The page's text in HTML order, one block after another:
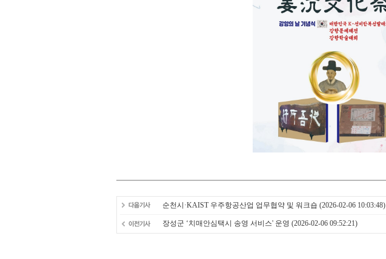
순천시·KAIST 우주항공산업 업무협약 및 워크숍 (2026-02-06 10:03:48)
장성군 ‘치매안심택시 송영 서비스' 운영 (2026-02-06 09:52:21)